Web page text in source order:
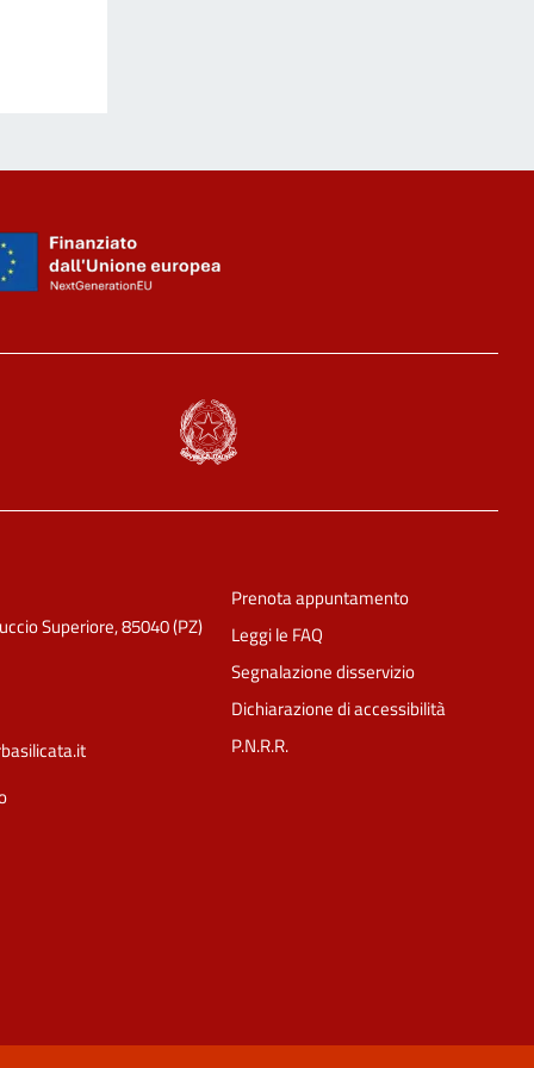
Superiore, 85040 (PZ)
Prenota appuntamento
Leggi le FAQ
Segnalazione disservizio
Dichiarazione di accessibilità
P.N.R.R.